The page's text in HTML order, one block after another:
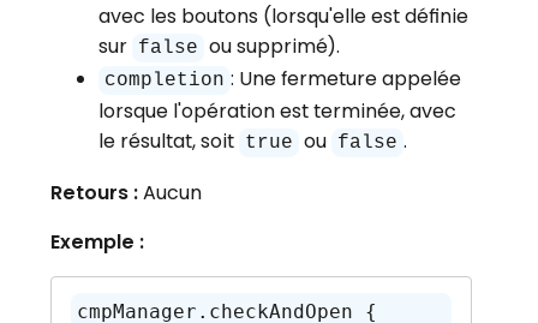
avec les boutons (lorsqu'elle est définie
sur false ou supprimé).
completion : Une fermeture appelée
lorsque l'opération est terminée, avec
le résultat, soit true ou false .
Retours :Aucun
Exemple :
cmpManager.checkAndOpen {